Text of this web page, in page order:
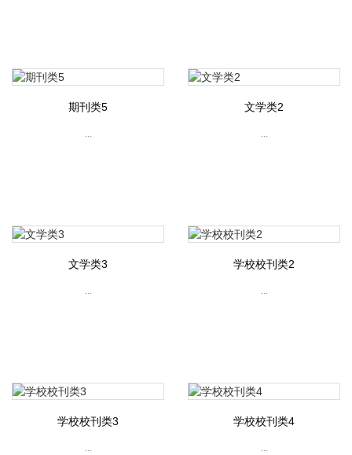
期刊类5
...
文学类2
...
文学类3
...
学校校刊类2
...
学校校刊类3
...
学校校刊类4
...